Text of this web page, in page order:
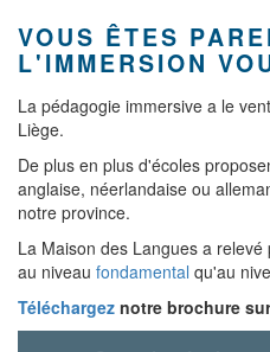
VOUS ÊTES
L'IMMERSION
La pédagogie immersive a le
Liège.
De plus en plus d'écoles
anglaise, néerlandaise ou
notre province.
La Maison des Langues a
au niveau fondamental qu'au
Téléchargez notre brochure